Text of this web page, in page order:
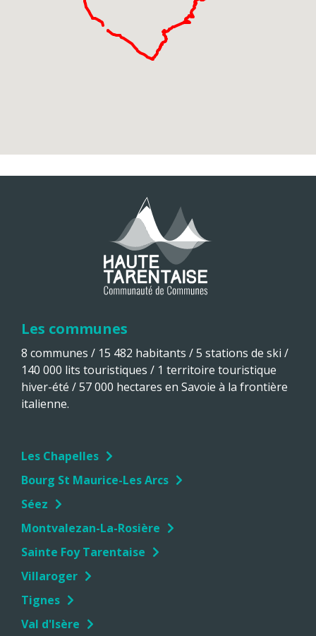
Les communes
8 communes / 15 482 habitants / 5 stations de ski /
140 000 lits touristiques / 1 territoire touristique
hiver-été / 57 000 hectares en Savoie à la frontière
italienne.
Les Chapelles
Bourg St Maurice-Les Arcs
Séez
Montvalezan-La-Rosière
Sainte Foy Tarentaise
Villaroger
Tignes
Val d'Isère